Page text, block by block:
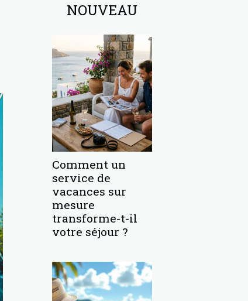
NOUVEAU
Comment un
service de
vacances sur
mesure
transforme-t-il
votre séjour ?